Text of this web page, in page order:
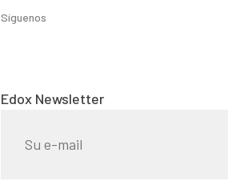
Síguenos
Edox Newsletter